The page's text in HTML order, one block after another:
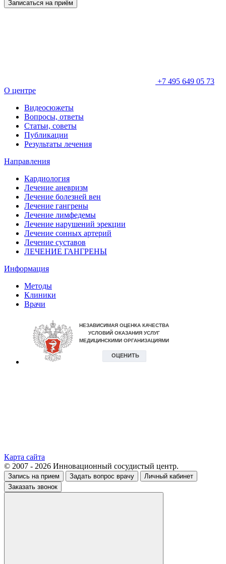
Записаться на приём
+7 495 649 05 73
О центре
Видеосюжеты
Вопросы, ответы
Статьи, советы
Публикации
Результаты лечения
Направления
Кардиология
Лечение аневризм
Лечение болезней вен
Лечение гангрены
Лечение лимфедемы
Лечение нарушений эрекции
Лечение сонных артерий
Лечение суставов
ЛЕЧЕНИЕ ГАНГРЕНЫ
Информация
Методы
Клиники
Врачи
Карта сайта
© 2007 - 2026 Инновационный сосудистый центр.
Запись на прием Задать вопрос врачу
Личный кабинет
Заказать звонок